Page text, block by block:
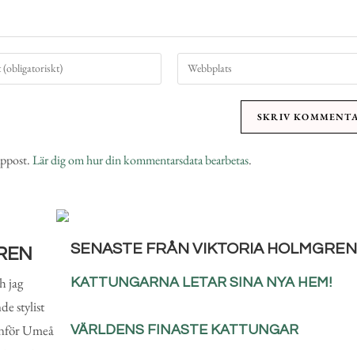
Lär dig om hur din kommentarsdata bearbetas.
jag
stylist
Umeå
SENASTE FRÅN VIKTORIA HOLMGREN
KATTUNGARNA LETAR SINA NYA HEM!
VÄRLDENS FINASTE KATTUNGAR